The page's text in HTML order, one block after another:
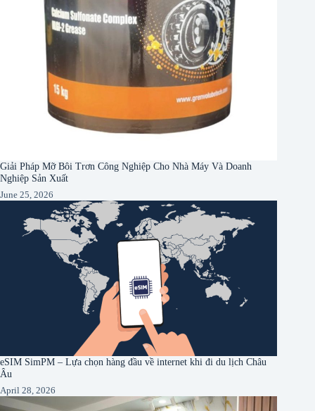
Giải Pháp Mỡ Bôi Trơn Công Nghiệp Cho Nhà Máy Và Doanh
Nghiệp Sản Xuất
June 25, 2026
eSIM SimPM – Lựa chọn hàng đầu về internet khi đi du lịch Châu
Âu
April 28, 2026